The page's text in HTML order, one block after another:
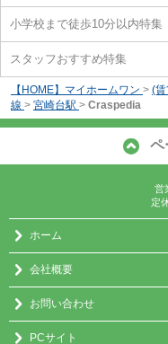
小学校まで徒歩10分以内特集
スタッフおすすめ特集
【HOME】マイホームワン > (
線 > 宮崎台駅 > Craspedia
ペ
営
定
ホーム
会社概要
お問い合わせ
PCサイト